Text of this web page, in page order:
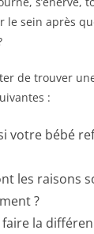
le sein après
de trouver
:
votre bébé
les raisons
?
la